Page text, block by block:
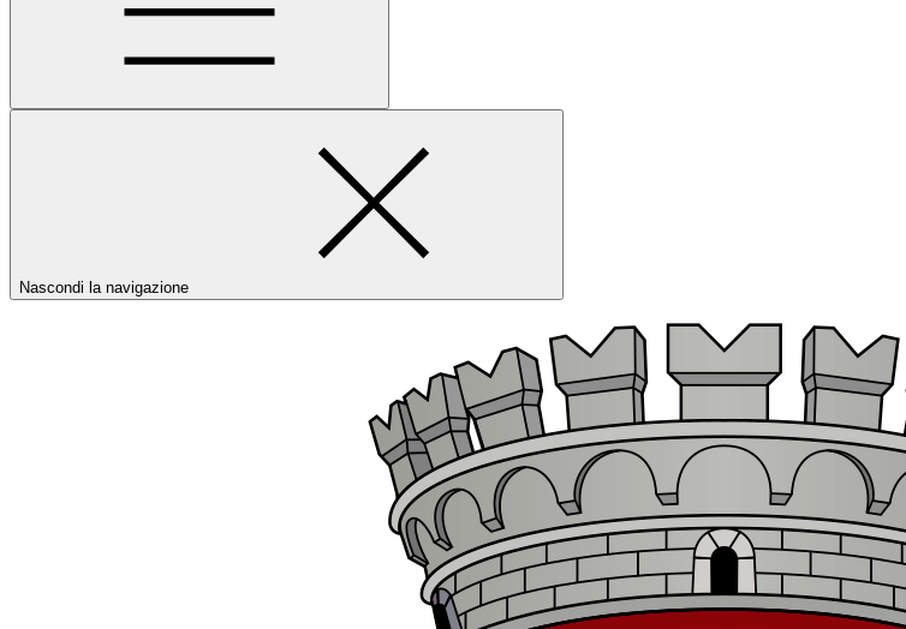
Nascondi la navigazione